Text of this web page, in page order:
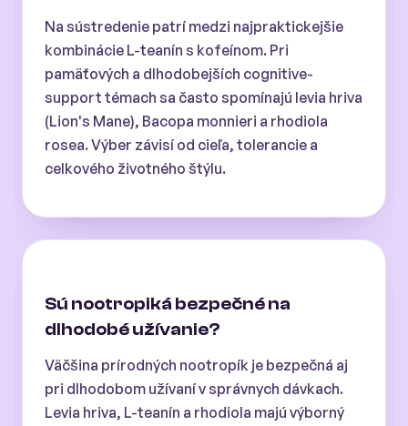
Na sústredenie patrí medzi najpraktickejšie
kombinácie L-teanín s kofeínom. Pri
pamäťových a dlhodobejších cognitive-
support témach sa často spomínajú levia hriva
(Lion's Mane), Bacopa monnieri a rhodiola
rosea. Výber závisí od cieľa, tolerancie a
celkového životného štýlu.
Sú nootropiká bezpečné na
dlhodobé užívanie?
Väčšina prírodných nootropík je bezpečná aj
pri dlhodobom užívaní v správnych dávkach.
Levia hriva, L-teanín a rhodiola majú výborný